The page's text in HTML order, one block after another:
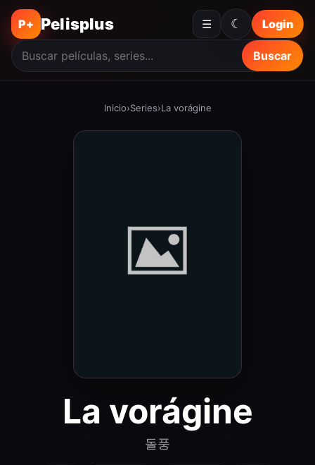
P+ Pelisplus ☰
Buscar
Login
☾
Inicio›Series›La vorágine
La vorágine
돌풍